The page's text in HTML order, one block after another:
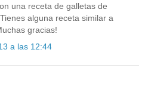
una receta de galletas de
alguna receta similar a
gracias!
a las 12:44